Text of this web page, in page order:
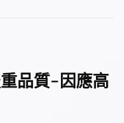
品質-因應高